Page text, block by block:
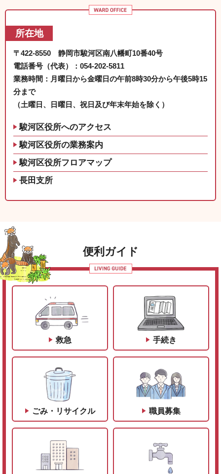
所在地
〒422-8550 静岡市駿河区南八幡町10番40号
電話番号（代表）：054-202-5811
業務時間：月曜日から金曜日の午前8時30分から午後5時15
分まで
（土曜日、日曜日、祝日及び年末年始を除く）
駿河区役所へのアクセス
駿河区役所の業務案内
駿河区役所フロアマップ
長田支所
便利ガイド
救急 手続き
ごみ・リサイクル 職員募集